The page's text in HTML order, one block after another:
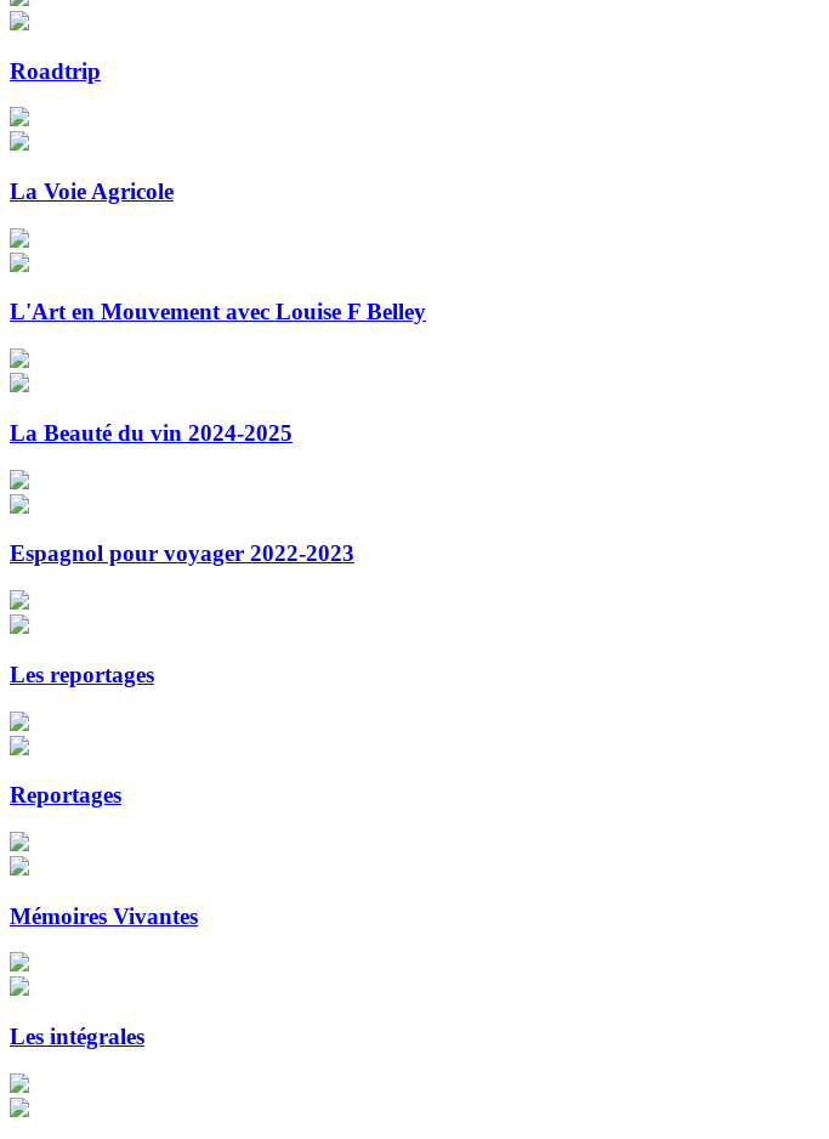
Roadtrip
La Voie Agricole
L'Art en Mouvement avec Louise F Belley
La Beauté du vin 2024-2025
Espagnol pour voyager 2022-2023
Les reportages
Reportages
Mémoires Vivantes
Les intégrales